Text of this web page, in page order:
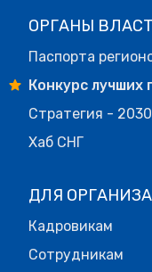
ОРГАНЫ
Паспорта
Конкурс лучших
Стратегия - 2030
Хаб СНГ
ДЛЯ
Кадровикам
Сотрудникам